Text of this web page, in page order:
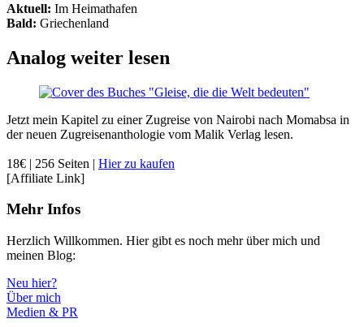
Aktuell: Im Heimathafen
Bald: Griechenland
Analog weiter lesen
Jetzt mein Kapitel zu einer Zugreise von Nairobi nach Momabsa in
der neuen Zugreisenanthologie vom Malik Verlag lesen.
18€ | 256 Seiten | Hier zu kaufen
[Affiliate Link]
Mehr Infos
Herzlich Willkommen. Hier gibt es noch mehr über mich und
meinen Blog:
Neu hier?
Über mich
Medien & PR